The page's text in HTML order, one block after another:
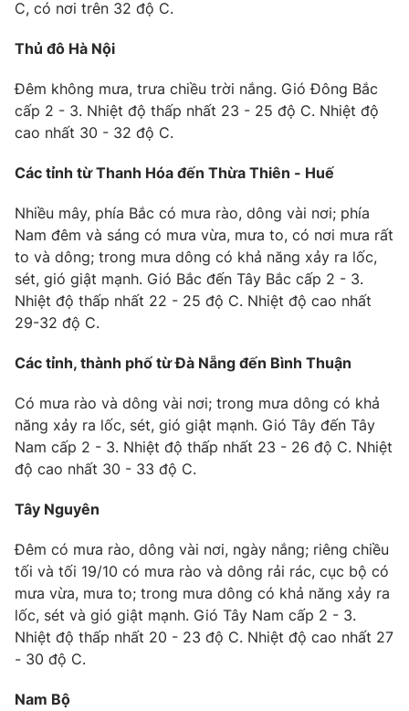
C, có nơi trên 32 độ C.
Thủ đô Hà Nội
Đêm không mưa, trưa chiều trời nắng. Gió Đông Bắc
cấp 2 - 3. Nhiệt độ thấp nhất 23 - 25 độ C. Nhiệt độ
cao nhất 30 - 32 độ C.
Các tỉnh từ Thanh Hóa đến Thừa Thiên - Huế
Nhiều mây, phía Bắc có mưa rào, dông vài nơi; phía
Nam đêm và sáng có mưa vừa, mưa to, có nơi mưa rất
to và dông; trong mưa dông có khả năng xảy ra lốc,
sét, gió giật mạnh. Gió Bắc đến Tây Bắc cấp 2 - 3.
Nhiệt độ thấp nhất 22 - 25 độ C. Nhiệt độ cao nhất
29-32 độ C.
Các tỉnh, thành phố từ Đà Nẵng đến Bình Thuận
Có mưa rào và dông vài nơi; trong mưa dông có khả
năng xảy ra lốc, sét, gió giật mạnh. Gió Tây đến Tây
Nam cấp 2 - 3. Nhiệt độ thấp nhất 23 - 26 độ C. Nhiệt
độ cao nhất 30 - 33 độ C.
Tây Nguyên
Đêm có mưa rào, dông vài nơi, ngày nắng; riêng chiều
tối và tối 19/10 có mưa rào và dông rải rác, cục bộ có
mưa vừa, mưa to; trong mưa dông có khả năng xảy ra
lốc, sét và gió giật mạnh. Gió Tây Nam cấp 2 - 3.
Nhiệt độ thấp nhất 20 - 23 độ C. Nhiệt độ cao nhất 27
- 30 độ C.
Nam Bộ